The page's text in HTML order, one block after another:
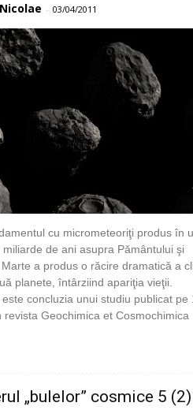
- 03/04/2011
cu micrometeoriţi produs în
miliarde de ani asupra Pământului şi
a produs o răcire dramatică a
planete, întârziind apariţia vieţii.
concluzia unui studiu publicat pe
revista Geochimica et Cosmochimica
„bulelor” cosmice 5 (2)